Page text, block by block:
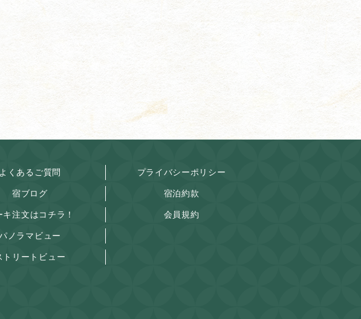
よくあるご質問
宿ブログ
キ注文はコチラ！
ノラマビュー
トリートビュー
プライバシーポリシー
宿泊約款
会員規約